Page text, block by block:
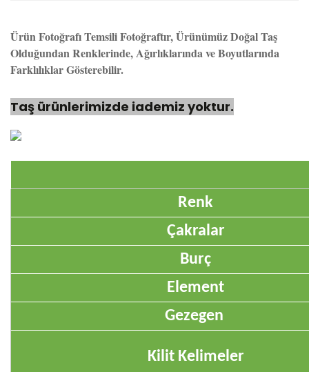
Ürün Fotoğrafı Temsili Fotoğraftır, Ürünümüz Doğal Taş
Olduğundan Renklerinde, Ağırlıklarında ve Boyutlarında
Farklılıklar Gösterebilir.
Taş ürünlerimizde iademiz yoktur.
Renk
Çakralar
Burç
Element
Gezegen
Kilit Kelimeler